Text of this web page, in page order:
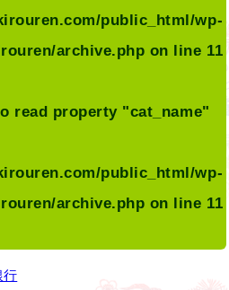
public_html/wp-
archive.php on line 11
read property "cat_name"
public_html/wp-
archive.php on line 11
行